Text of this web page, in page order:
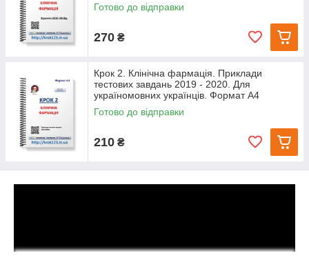
Готово до відправки
270 ₴
Крок 2. Клінічна фармація. Приклади
тестових завдань 2019 - 2020. Для
україномовних українців. Формат А4
Готово до відправки
210 ₴